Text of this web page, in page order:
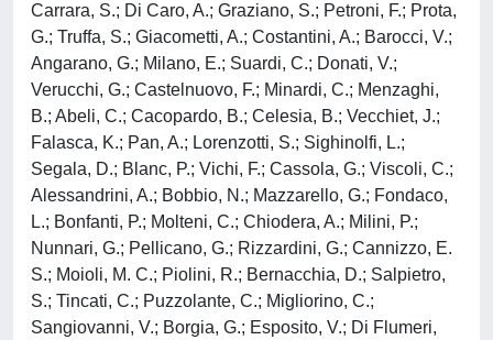
Carrara, S.; Di Caro, A.; Graziano, S.; Petroni, F.; Prota,
G.; Truffa, S.; Giacometti, A.; Costantini, A.; Barocci, V.;
Angarano, G.; Milano, E.; Suardi, C.; Donati, V.;
Verucchi, G.; Castelnuovo, F.; Minardi, C.; Menzaghi,
B.; Abeli, C.; Cacopardo, B.; Celesia, B.; Vecchiet, J.;
Falasca, K.; Pan, A.; Lorenzotti, S.; Sighinolfi, L.;
Segala, D.; Blanc, P.; Vichi, F.; Cassola, G.; Viscoli, C.;
Alessandrini, A.; Bobbio, N.; Mazzarello, G.; Fondaco,
L.; Bonfanti, P.; Molteni, C.; Chiodera, A.; Milini, P.;
Nunnari, G.; Pellicano, G.; Rizzardini, G.; Cannizzo, E.
S.; Moioli, M. C.; Piolini, R.; Bernacchia, D.; Salpietro,
S.; Tincati, C.; Puzzolante, C.; Migliorino, C.;
Sangiovanni, V.; Borgia, G.; Esposito, V.; Di Flumeri,